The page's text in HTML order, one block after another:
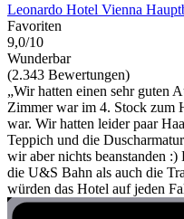
Leonardo Hotel Vienna
Favoriten
9,0/10
Wunderbar
(2.343 Bewertungen)
„Wir hatten einen sehr guten
Zimmer war im 4. Stock zum
war. Wir hatten leider paar
Teppich und die
wir aber nichts beanstanden
die U&S Bahn als auch die
würden das Hotel auf jeden